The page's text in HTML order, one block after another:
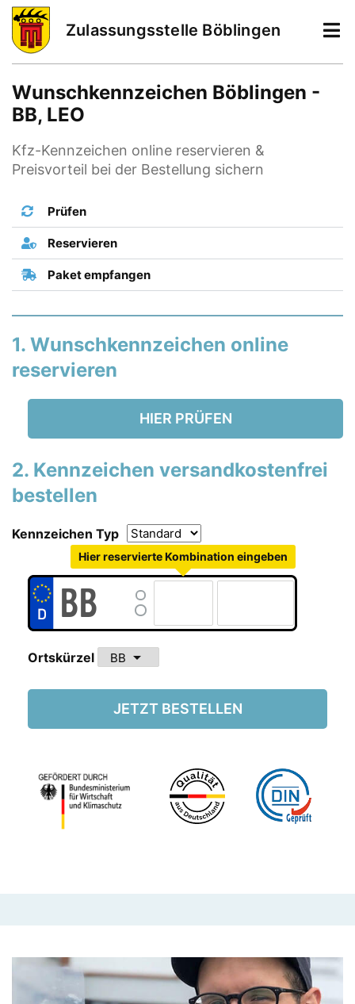
Zulassungsstelle Böblingen
Wunschkennzeichen Böblingen -
BB, LEO
Kfz-Kennzeichen online reservieren &
Preisvorteil bei der Bestellung sichern
Prüfen
Reservieren
Paket empfangen
1. Wunschkennzeichen online
reservieren
HIER PRÜFEN
2. Kennzeichen versandkostenfrei
bestellen
Kennzeichen Typ
Hier reservierte Kombination eingeben
Ortskürzel arrow_drop_down
JETZT BESTELLEN